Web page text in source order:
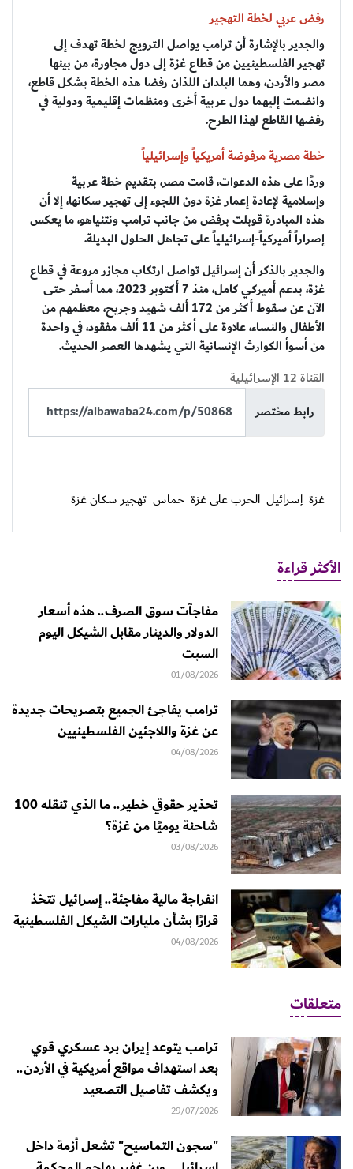
رفض عربي لخطة التهجير
والجدير بالإشارة أن ترامب يواصل الترويج لخطة تهدف إلى
تهجير الفلسطينيين من قطاع غزة إلى دول مجاورة، من بينها
مصر والأردن، وهما البلدان اللذان رفضا هذه الخطة بشكل قاطع،
وانضمت إليهما دول عربية أخرى ومنظمات إقليمية ودولية في
رفضها القاطع لهذا الطرح.
خطة مصرية مرفوضة أمريكياً وإسرائيلياً
وردًا على هذه الدعوات، قامت مصر، بتقديم خطة عربية
وإسلامية لإعادة إعمار غزة دون اللجوء إلى تهجير سكانها، إلا أن
هذه المبادرة قوبلت برفض من جانب ترامب ونتنياهو، ما يعكس
إصراراً أميركياً-إسرائيلياً على تجاهل الحلول البديلة.
والجدير بالذكر أن إسرائيل تواصل ارتكاب مجازر مروعة في قطاع
غزة، بدعم أميركي كامل، منذ 7 أكتوبر 2023، مما أسفر حتى
الآن عن سقوط أكثر من 172 ألف شهيد وجريح، معظمهم من
الأطفال والنساء، علاوة على أكثر من 11 ألف مفقود، في واحدة
من أسوأ الكوارث الإنسانية التي يشهدها العصر الحديث.
القناة 12 الإسرائيلية
رابط مختصر
غزة إسرائيل الحرب على غزة حماس تهجير سكان غزة
الأكثر قراءة
مفاجآت سوق الصرف.. هذه أسعار
الدولار والدينار مقابل الشيكل اليوم
السبت
01/08/2026
ترامب يفاجئ الجميع بتصريحات جديدة
عن غزة واللاجئين الفلسطينيين
04/08/2026
تحذير حقوقي خطير.. ما الذي تنقله 100
شاحنة يوميًا من غزة؟
03/08/2026
انفراجة مالية مفاجئة.. إسرائيل تتخذ
قرارًا بشأن مليارات الشيكل الفلسطينية
04/08/2026
متعلقات
ترامب يتوعد إيران برد عسكري قوي
بعد استهداف مواقع أمريكية في الأردن..
ويكشف تفاصيل التصعيد
29/07/2026
"سجون التماسيح" تشعل أزمة داخل